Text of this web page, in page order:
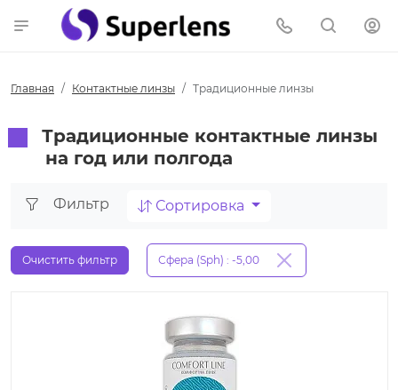
Главная Контактные линзы Традиционные линзы
Традиционные контактные линзы
на год или полгода
Фильтр Сортировка
Очистить фильтр Сфера (Sph) : -5,00